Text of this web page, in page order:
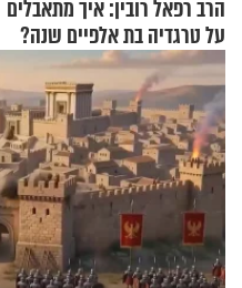
הרב רפאל רובין: איך מתאבלים
על טרגדיה בת אלפיים שנה?